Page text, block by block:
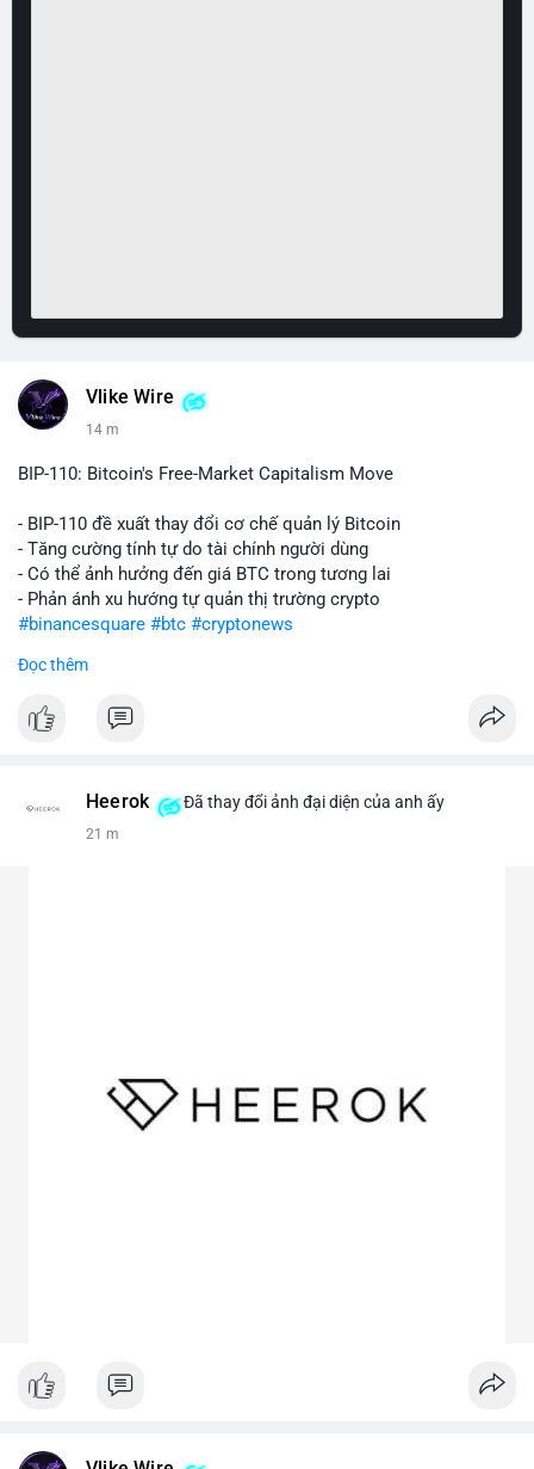
Vlike Wire
14 m
BIP-110: Bitcoin's Free-Market Capitalism Move
- BIP-110 đề xuất thay đổi cơ chế quản lý Bitcoin
- Tăng cường tính tự do tài chính người dùng
- Có thể ảnh hưởng đến giá BTC trong tương lai
- Phản ánh xu hướng tự quản thị trường crypto
#binancesquare #btc #cryptonews
$btc
#vlikevn #titanbot
Đọc thêm
Heerok Đã thay đổi ảnh đại diện của anh ấy
21 m